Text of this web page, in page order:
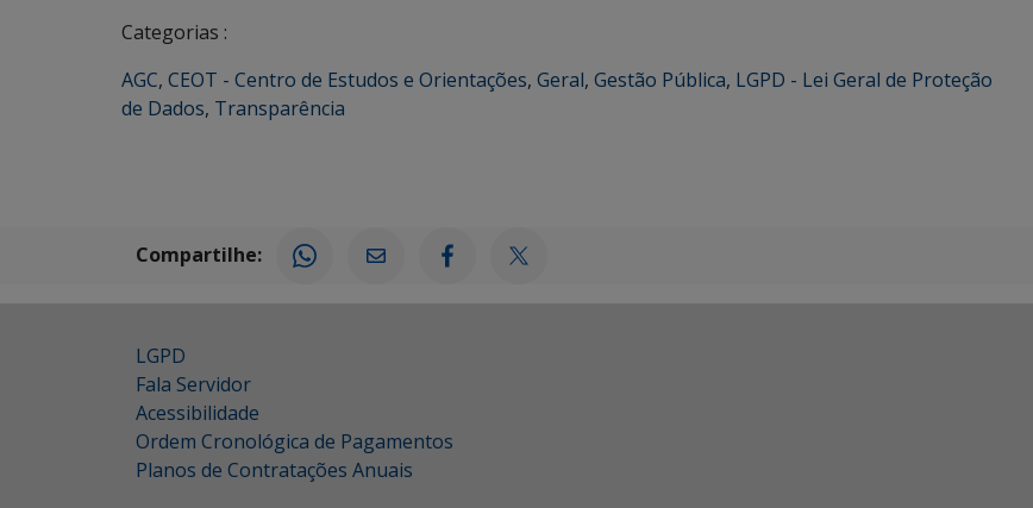
Categorias :
AGC, CEOT - Centro de Estudos e Orientações, Geral, Gestão Pública, LGPD - Lei Geral de Proteção
de Dados, Transparência
Compartilhe:
LGPD
Fala Servidor
Acessibilidade
Ordem Cronológica de Pagamentos
Planos de Contratações Anuais